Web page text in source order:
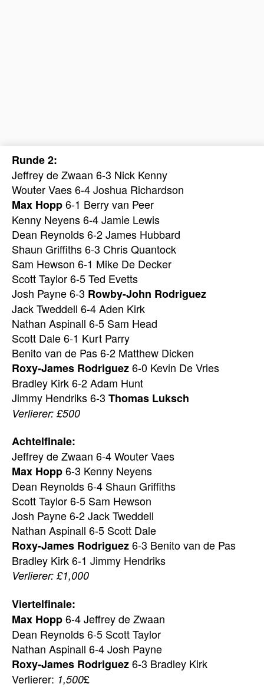
Runde 2:
Jeffrey de Zwaan 6-3 Nick Kenny
Wouter Vaes 6-4 Joshua Richardson
Max Hopp6-1 Berry van Peer
Kenny Neyens 6-4 Jamie Lewis
Dean Reynolds 6-2 James Hubbard
Shaun Griffiths 6-3 Chris Quantock
Sam Hewson 6-1 Mike De Decker
Scott Taylor 6-5 Ted Evetts
Josh Payne 6-3 Rowby-John Rodriguez
Jack Tweddell 6-4 Aden Kirk
Nathan Aspinall 6-5 Sam Head
Scott Dale 6-1 Kurt Parry
Benito van de Pas 6-2 Matthew Dicken
Roxy-James Rodriguez6-0 Kevin De Vries
Bradley Kirk 6-2 Adam Hunt
Jimmy Hendriks 6-3 Thomas Luksch
Verlierer: £500
Achtelfinale:
Jeffrey de Zwaan 6-4 Wouter Vaes
Max Hopp6-3 Kenny Neyens
Dean Reynolds 6-4 Shaun Griffiths
Scott Taylor 6-5 Sam Hewson
Josh Payne 6-2 Jack Tweddell
Nathan Aspinall 6-5 Scott Dale
Roxy-James Rodriguez6-3 Benito van de Pas
Bradley Kirk 6-1 Jimmy Hendriks
Verlierer: £1,000
Viertelfinale:
Max Hopp6-4 Jeffrey de Zwaan
Dean Reynolds 6-5 Scott Taylor
Nathan Aspinall 6-4 Josh Payne
Roxy-James Rodriguez6-3 Bradley Kirk
Verlierer: 1,500£